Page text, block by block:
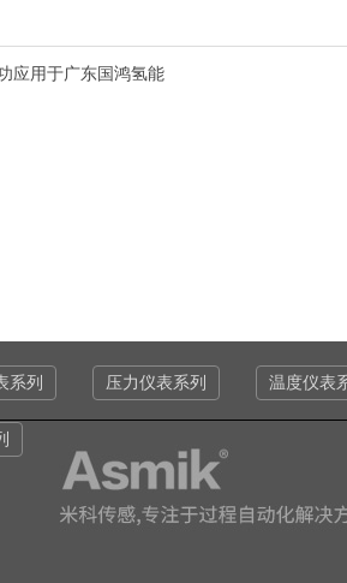
应用于广东国鸿氢能
系列 压力仪表系列 温度仪表